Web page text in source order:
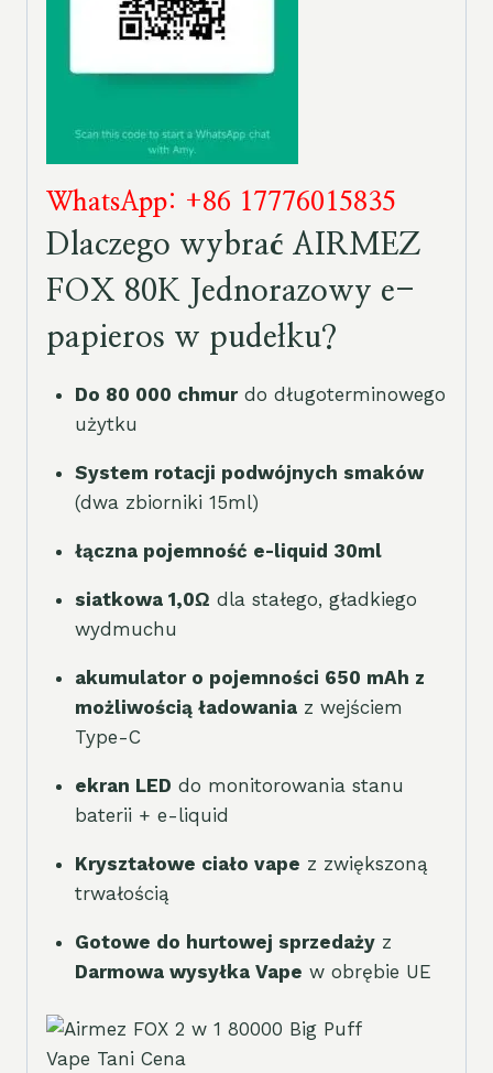
WhatsApp: +86 17776015835
Dlaczego wybrać AIRMEZ
FOX 80K Jednorazowy e-
papieros w pudełku?
Do 80 000 chmurdo długoterminowego
użytku
System rotacji podwójnych smaków
(dwa zbiorniki 15ml)
łączna pojemność e-liquid 30ml
siatkowa 1,0Ω dla stałego, gładkiego
wydmuchu
akumulator o pojemności 650 mAh z
możliwością ładowaniaz wejściem
Type-C
ekran LED do monitorowania stanu
baterii + e-liquid
Kryształowe ciało vape z zwiększoną
trwałością
Gotowe do hurtowej sprzedażyz
Darmowa wysyłka Vape w obrębie UE